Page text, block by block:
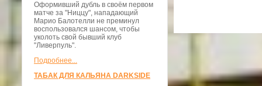
Оформивший дубль в своём первом
матче за "Ниццу", нападающий
Марио Балотелли не преминул
воспользовался шансом, чтобы
уколоть свой бывший клуб
"Ливерпуль".
Подробнее...
ТАБАК ДЛЯ КАЛЬЯНА DARKSIDE